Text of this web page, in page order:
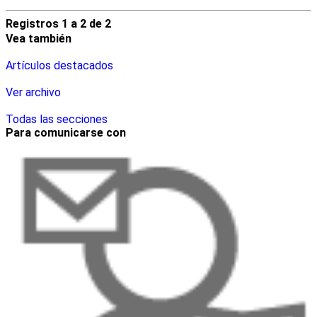
Registros 1 a 2 de 2
Vea también
Artículos destacados
Ver archivo
Todas las secciones
Para comunicarse con